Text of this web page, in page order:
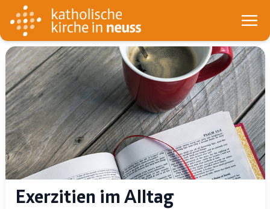
Exerzitien im Alltag